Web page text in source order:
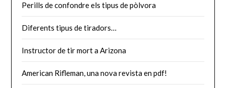
Perills de confondre els tipus de pòlvora
Diferents tipus de tiradors…
Instructor de tir mort a Arizona
American Rifleman, una nova revista en pdf!